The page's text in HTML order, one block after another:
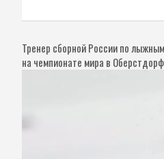
Тренер сборной России по
на чемпионате мира в